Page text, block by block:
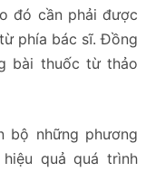
đó cần phải được
phía bác sĩ. Đồng
bài thuốc từ thảo
bộ những phương
quả quá trình